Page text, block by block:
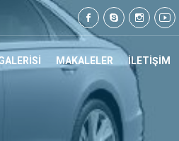
105 07 17
MAKALELER İLETİŞİM